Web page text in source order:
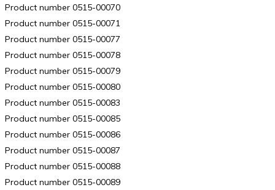
Product number 0515-00070
Product number 0515-00071
Product number 0515-00077
Product number 0515-00078
Product number 0515-00079
Product number 0515-00080
Product number 0515-00083
Product number 0515-00085
Product number 0515-00086
Product number 0515-00087
Product number 0515-00088
Product number 0515-00089